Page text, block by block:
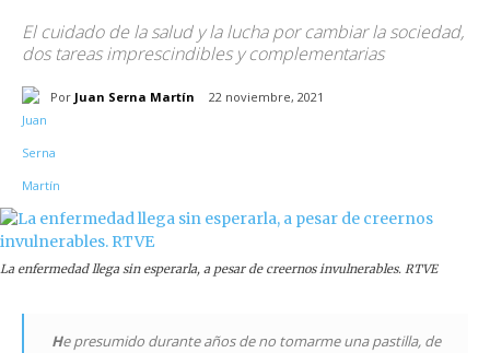
El cuidado de la salud y la lucha por cambiar la sociedad,
dos tareas imprescindibles y complementarias
Por Juan Serna Martín 22 noviembre, 2021
La enfermedad llega sin esperarla, a pesar de creernos invulnerables. RTVE
He presumido durante años de no tomarme una pastilla, de